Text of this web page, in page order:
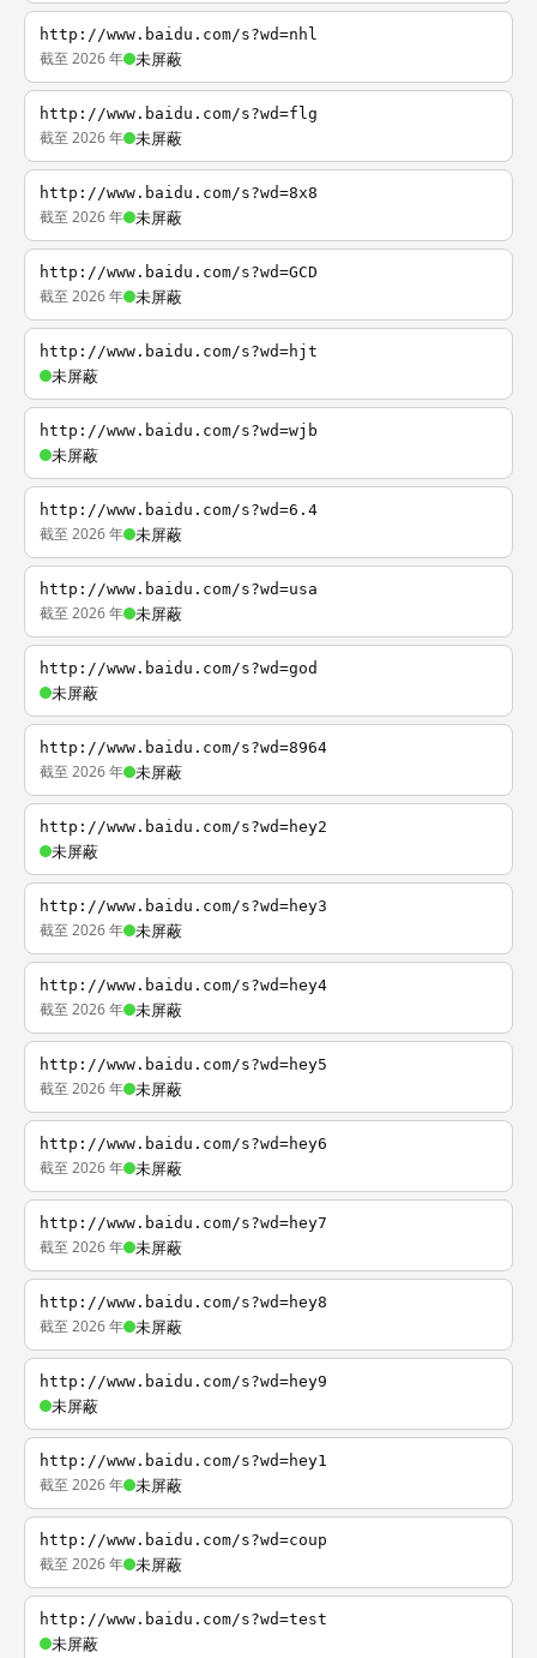
http://www.baidu.com/s?wd=nhl
截至 2026 年 未屏蔽
http://www.baidu.com/s?wd=flg
截至 2026 年 未屏蔽
http://www.baidu.com/s?wd=8x8
截至 2026 年 未屏蔽
http://www.baidu.com/s?wd=GCD
截至 2026 年 未屏蔽
http://www.baidu.com/s?wd=hjt
未屏蔽
http://www.baidu.com/s?wd=wjb
未屏蔽
http://www.baidu.com/s?wd=6.4
截至 2026 年 未屏蔽
http://www.baidu.com/s?wd=usa
截至 2026 年 未屏蔽
http://www.baidu.com/s?wd=god
未屏蔽
http://www.baidu.com/s?wd=8964
截至 2026 年 未屏蔽
http://www.baidu.com/s?wd=hey2
未屏蔽
http://www.baidu.com/s?wd=hey3
截至 2026 年 未屏蔽
http://www.baidu.com/s?wd=hey4
截至 2026 年 未屏蔽
http://www.baidu.com/s?wd=hey5
截至 2026 年 未屏蔽
http://www.baidu.com/s?wd=hey6
截至 2026 年 未屏蔽
http://www.baidu.com/s?wd=hey7
截至 2026 年 未屏蔽
http://www.baidu.com/s?wd=hey8
截至 2026 年 未屏蔽
http://www.baidu.com/s?wd=hey9
未屏蔽
http://www.baidu.com/s?wd=hey1
截至 2026 年 未屏蔽
http://www.baidu.com/s?wd=coup
截至 2026 年 未屏蔽
http://www.baidu.com/s?wd=test
未屏蔽